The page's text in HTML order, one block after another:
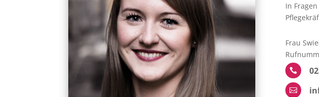
In
Frau

